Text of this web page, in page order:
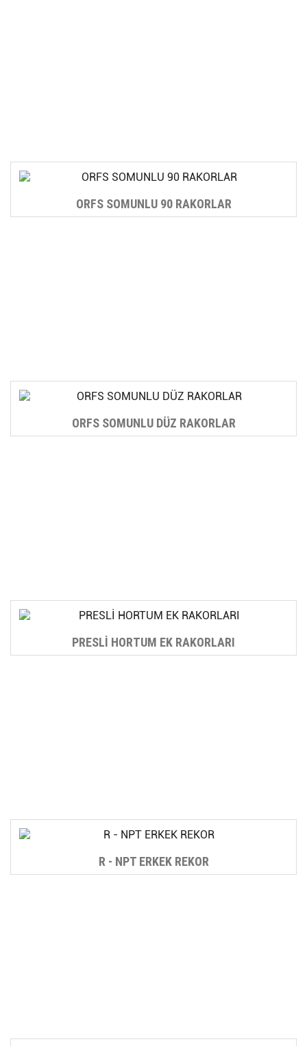
ORFS SOMUNLU 90 RAKORLAR
ORFS SOMUNLU DÜZ RAKORLAR
PRESLİ HORTUM EK RAKORLARI
R - NPT ERKEK REKOR